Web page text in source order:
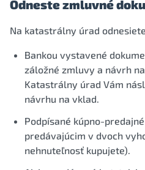
Odneste zmluvné
Na katastrálny úrad
Bankou vystavené
záložné zmluvy a návrh
Katastrálny úrad Vám
návrhu na vklad.
Podpísané kúpno-
predávajúcim v dvoch
nehnuteľnosť kupujete).